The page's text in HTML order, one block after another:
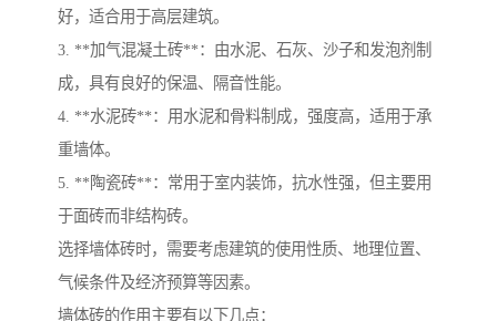
好，适合用于高层建筑。
3. **加气混凝土砖**：由水泥、石灰、沙子和发泡剂制
成，具有良好的保温、隔音性能。
4. **水泥砖**：用水泥和骨料制成，强度高，适用于承
重墙体。
5. **陶瓷砖**：常用于室内装饰，抗水性强，但主要用
于面砖而非结构砖。
选择墙体砖时，需要考虑建筑的使用性质、地理位置、
气候条件及经济预算等因素。
墙体砖的作用主要有以下几点：